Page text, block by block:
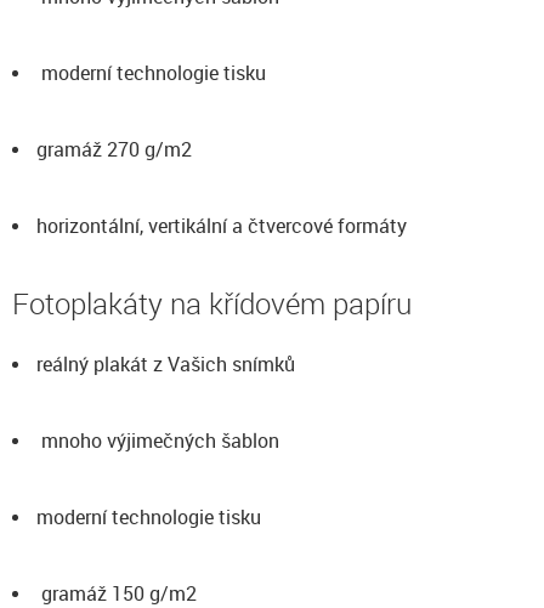
moderní technologie tisku
gramáž 270 g/m2
horizontální, vertikální a čtvercové formáty
Fotoplakáty na křídovém papíru
reálný plakát z Vašich snímků
mnoho výjimečných šablon
moderní technologie tisku
gramáž 150 g/m2